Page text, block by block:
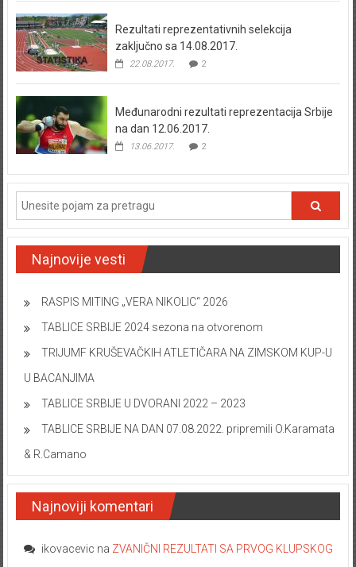
Rezultati reprezentativnih selekcija
zaključno sa 14.08.2017.
22.08.2017. 2
Međunarodni rezultati reprezentacija Srbije
na dan 12.06.2017.
13.06.2017. 2
Najnovije vesti
RASPIS MITING „VERA NIKOLIC“ 2026
TABLICE SRBIJE 2024 sezona na otvorenom
TRIJUMF KRUŠEVAČKIH ATLETIČARA NA ZIMSKOM KUP-U
U BACANJIMA
TABLICE SRBIJE U DVORANI 2022 – 2023
TABLICE SRBIJE NA DAN 07.08.2022. pripremili O.Karamata
& R.Camano
Najnoviji komentari
ikovacevic na ZVANIČNI REZULTATI SA PRVOG KLUPSKOG